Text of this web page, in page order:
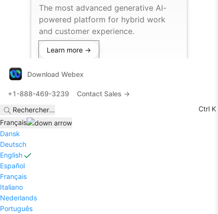
The most advanced generative AI-
powered platform for hybrid work
and customer experience.
Learn more →
Download Webex
+1-888-469-3239
Contact Sales →
Rechercher...
Ctrl K
Français
Dansk
Deutsch
English
Español
Français
Italiano
Nederlands
Português